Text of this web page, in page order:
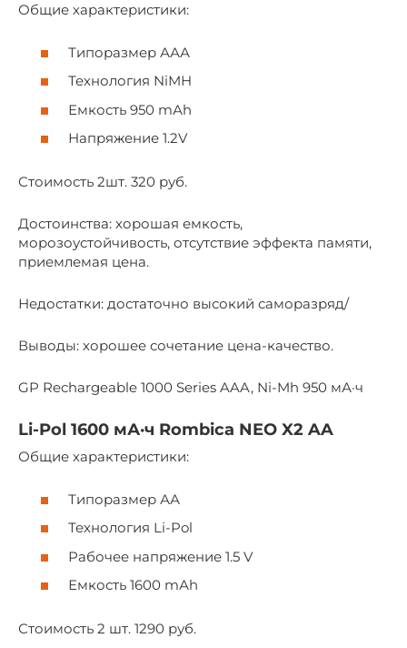
Общие характеристики:
Типоразмер ААА
Технология NiMH
Емкость 950 mАh
Напряжение 1.2V
Стоимость 2шт. 320 руб.
Достоинства: хорошая емкость,
морозоустойчивость, отсутствие эффекта памяти,
приемлемая цена.
Недостатки: достаточно высокий саморазряд/
Выводы: хорошее сочетание цена-качество.
GP Rechargeable 1000 Series AAA, Ni-Mh 950 мА·ч
Li-Pol 1600 мА·ч Rombica NEO X2 AA
Общие характеристики:
Типоразмер АА
Технология Li-Pol
Рабочее напряжение 1.5 V
Емкость 1600 mАh
Стоимость 2 шт. 1290 руб.